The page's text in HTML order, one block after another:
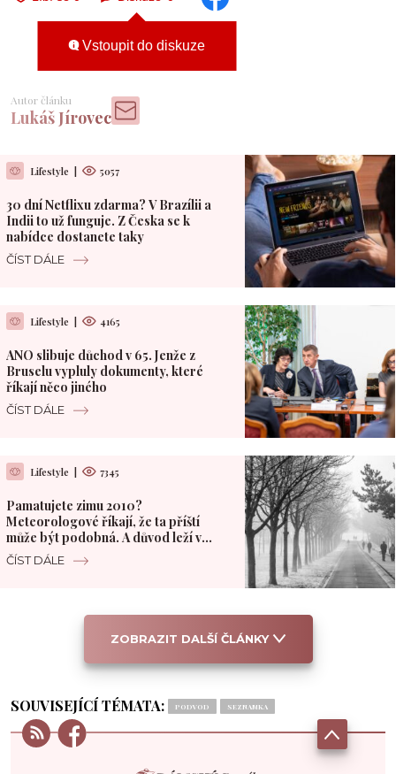
Vstoupit do diskuze
Autor článku
Lukáš Jírovec
Lifestyle 5057
30 dní Netflixu zdarma? V Brazílii a
Indii to už funguje. Z Česka se k
nabídce dostanete taky
ČÍST DÁLE
Lifestyle 4165
ANO slibuje důchod v 65. Jenže z
Bruselu vypluly dokumenty, které
říkají něco jiného
ČÍST DÁLE
Lifestyle 7345
Pamatujete zimu 2010?
Meteorologové říkají, že ta příští
může být podobná. A důvod leží v
Pacifiku
ČÍST DÁLE
ZOBRAZIT DALŠÍ ČLÁNKY
SOUVISEJÍCÍ TÉMATA: PODVOD SEZNAMKA